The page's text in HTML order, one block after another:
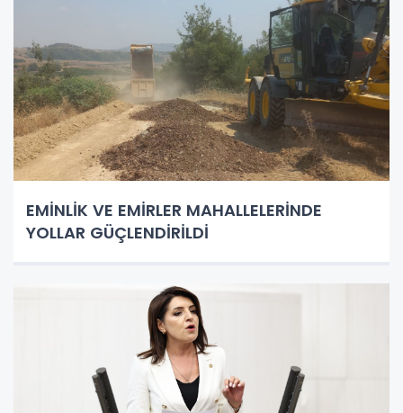
EMİNLİK VE EMİRLER MAHALLELERİNDE
YOLLAR GÜÇLENDİRİLDİ